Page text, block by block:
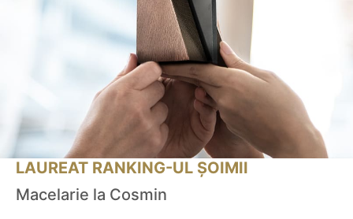
LAUREAT RANKING-UL ȘOIMII
Macelarie la Cosmin